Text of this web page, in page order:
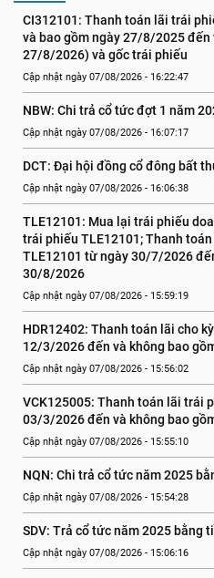
CI312101: Thanh toán lãi trái
và bao gồm ngày 27/8/2025 đến
27/8/2026) và gốc trái phiếu
Cập nhật ngày 07/08/2026 - 16:22:47
NBW: Chi trả cổ tức đợt 1 năm
Cập nhật ngày 07/08/2026 - 16:07:17
DCT: Đại hội đồng cổ đông bất
Cập nhật ngày 07/08/2026 - 16:06:38
TLE12101: Mua lại trái phiếu
trái phiếu TLE12101; Thanh
TLE12101 từ ngày 30/7/2026
30/8/2026
Cập nhật ngày 07/08/2026 - 15:59:19
HDR12402: Thanh toán lãi cho
12/3/2026 đến và không bao
Cập nhật ngày 07/08/2026 - 15:56:02
VCK125005: Thanh toán lãi trái
03/3/2026 đến và không bao
Cập nhật ngày 07/08/2026 - 15:55:10
NQN: Chi trả cổ tức năm 2025
Cập nhật ngày 07/08/2026 - 15:54:28
SDV: Trả cổ tức năm 2025 bằng
Cập nhật ngày 07/08/2026 - 15:06:16